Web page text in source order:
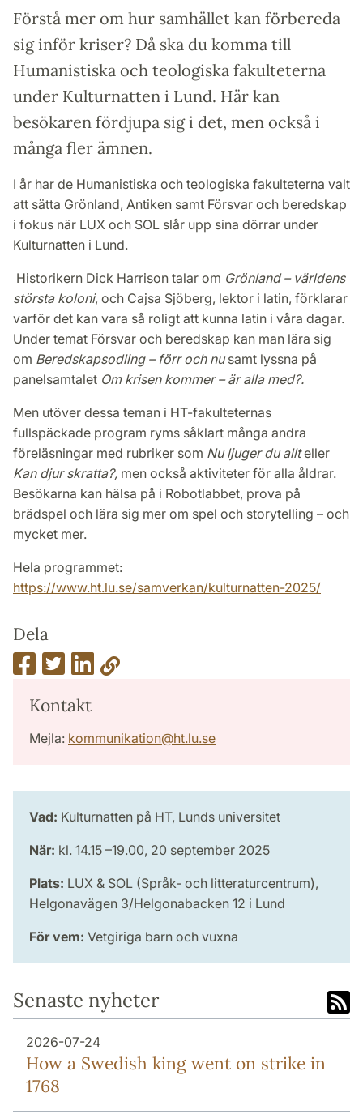
Förstå mer om hur samhället kan förbereda
sig inför kriser? Då ska du komma till
Humanistiska och teologiska fakulteterna
under Kulturnatten i Lund. Här kan
besökaren fördjupa sig i det, men också i
många fler ämnen.
I år har de Humanistiska och teologiska fakulteterna valt
att sätta Grönland, Antiken samt Försvar och beredskap
i fokus när LUX och SOL slår upp sina dörrar under
Kulturnatten i Lund.
Historikern Dick Harrison talar om Grönland – världens
största koloni, och Cajsa Sjöberg, lektor i latin, förklarar
varför det kan vara så roligt att kunna latin i våra dagar.
Under temat Försvar och beredskap kan man lära sig
om Beredskapsodling – förr och nusamt lyssna på
panelsamtalet Om krisen kommer – är alla med?.
Men utöver dessa teman i HT-fakulteternas
fullspäckade program ryms såklart många andra
föreläsningar med rubriker som Nu ljuger du allteller
Kan djur skratta?, men också aktiviteter för alla åldrar.
Besökarna kan hälsa på i Robotlabbet, prova på
brädspel och lära sig mer om spel och storytelling – och
mycket mer.
Hela programmet:
https://www.ht.lu.se/samverkan/kulturnatten-2025/
Dela
Kontakt
Mejla: kommunikation@ht.lu.se
Vad: Kulturnatten på HT, Lunds universitet
När: kl. 14.15 –19.00, 20 september 2025
Plats: LUX & SOL (Språk- och litteraturcentrum),
Helgonavägen 3/Helgonabacken 12 i Lund
För vem: Vetgiriga barn och vuxna
Senaste nyheter
2026-07-24
How a Swedish king went on strike in
1768